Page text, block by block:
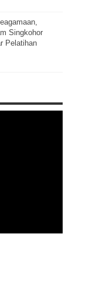
Singkohor
Pelatihan